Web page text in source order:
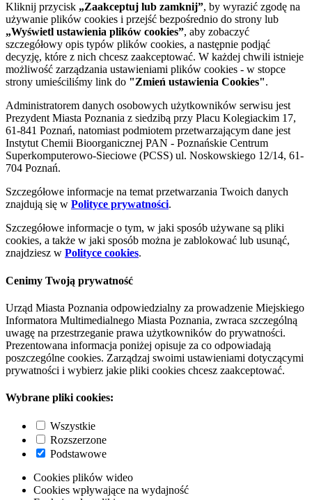
Kliknij przycisk „Zaakceptuj lub zamknij”, by wyrazić zgodę na
używanie plików cookies i przejść bezpośrednio do strony lub
„Wyświetl ustawienia plików cookies”, aby zobaczyć
szczegółowy opis typów plików cookies, a następnie podjąć
decyzję, które z nich chcesz zaakceptować. W każdej chwili istnieje
możliwość zarządzania ustawieniami plików cookies - w stopce
strony umieściliśmy link do "Zmień ustawienia Cookies".
Administratorem danych osobowych użytkowników serwisu jest
Prezydent Miasta Poznania z siedzibą przy Placu Kolegiackim 17,
61-841 Poznań, natomiast podmiotem przetwarzającym dane jest
Instytut Chemii Bioorganicznej PAN - Poznańskie Centrum
Superkomputerowo-Sieciowe (PCSS) ul. Noskowskiego 12/14, 61-
704 Poznań.
Szczegółowe informacje na temat przetwarzania Twoich danych
znajdują się w Polityce prywatności.
Szczegółowe informacje o tym, w jaki sposób używane są pliki
cookies, a także w jaki sposób można je zablokować lub usunąć,
znajdziesz w Polityce cookies.
Cenimy Twoją prywatność
Urząd Miasta Poznania odpowiedzialny za prowadzenie Miejskiego
Informatora Multimedialnego Miasta Poznania, zwraca szczególną
uwagę na przestrzeganie prawa użytkowników do prywatności.
Prezentowana informacja poniżej opisuje za co odpowiadają
poszczególne cookies. Zarządzaj swoimi ustawieniami dotyczącymi
prywatności i wybierz jakie pliki cookies chcesz zaakceptować.
Wybrane pliki cookies:
Wszystkie
Rozszerzone
Podstawowe
Cookies plików wideo
Cookies wpływające na wydajność